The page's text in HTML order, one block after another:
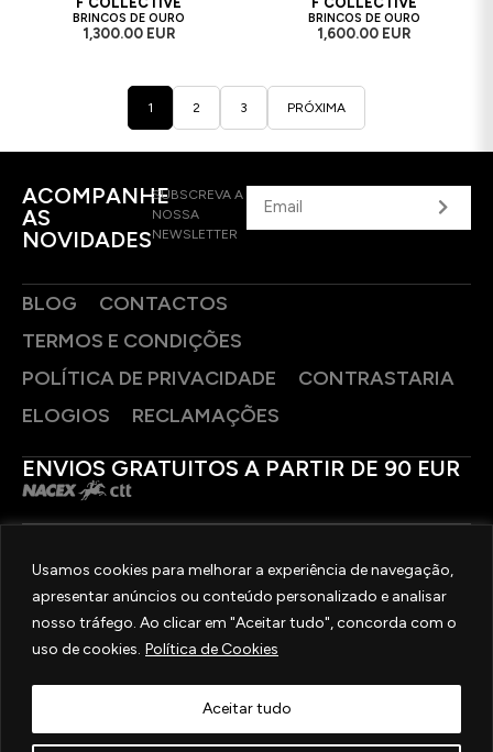
Usamos cookies para melhorar a experiência de navegação,
apresentar anúncios ou conteúdo personalizado e analisar
nosso tráfego. Ao clicar em "Aceitar tudo", concorda com o
uso de cookies. Política de Cookies
Aceitar tudo
BRINCOS DE OURO
1,300.00 EUR
BRINCOS DE OURO
1,600.00 EUR
1 2 3 PRÓXIMA
ACOMPANHE
AS
NOVIDADES
SUBSCREVA A
NOSSA
NEWSLETTER
BLOG
CONTACTOS
TERMOS E CONDIÇÕES
POLÍTICA DE PRIVACIDADE
CONTRASTARIA
ELOGIOS
RECLAMAÇÕES
ENVIOS GRATUITOS A PARTIR DE 90 EUR
SIGA-NOS
2025 © OURIVESARIA FRADIZELA